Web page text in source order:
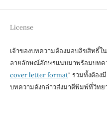
License
เจ้าของบทความต้องมอบลิขสิทธิ์ใ
ลายลักษณ์อักษรแนบมาพร้อมบทค
cover letter format" รวมทั้งต้อง
บทความดังกล่าวส่งมาตีพิมพ์ที่วิทย